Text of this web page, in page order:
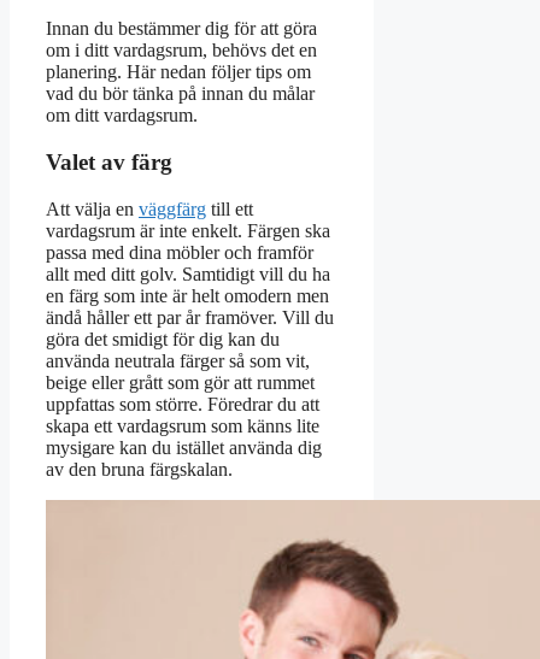
Innan du bestämmer dig för att göra
om i ditt vardagsrum, behövs det en
planering. Här nedan följer tips om
vad du bör tänka på innan du målar
om ditt vardagsrum.
Valet av färg
Att välja en väggfärg till ett
vardagsrum är inte enkelt. Färgen ska
passa med dina möbler och framför
allt med ditt golv. Samtidigt vill du ha
en färg som inte är helt omodern men
ändå håller ett par år framöver. Vill du
göra det smidigt för dig kan du
använda neutrala färger så som vit,
beige eller grått som gör att rummet
uppfattas som större. Föredrar du att
skapa ett vardagsrum som känns lite
mysigare kan du istället använda dig
av den bruna färgskalan.